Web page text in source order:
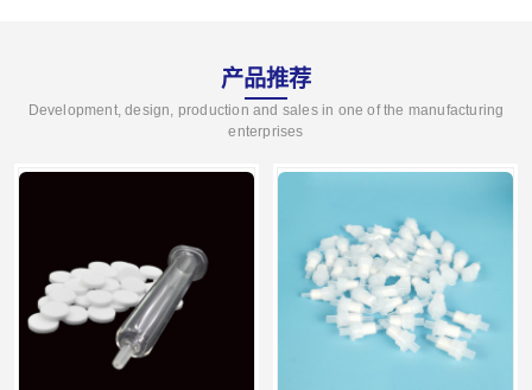
产品推荐
Development, design, production and sales in one of the manufacturing
enterprises